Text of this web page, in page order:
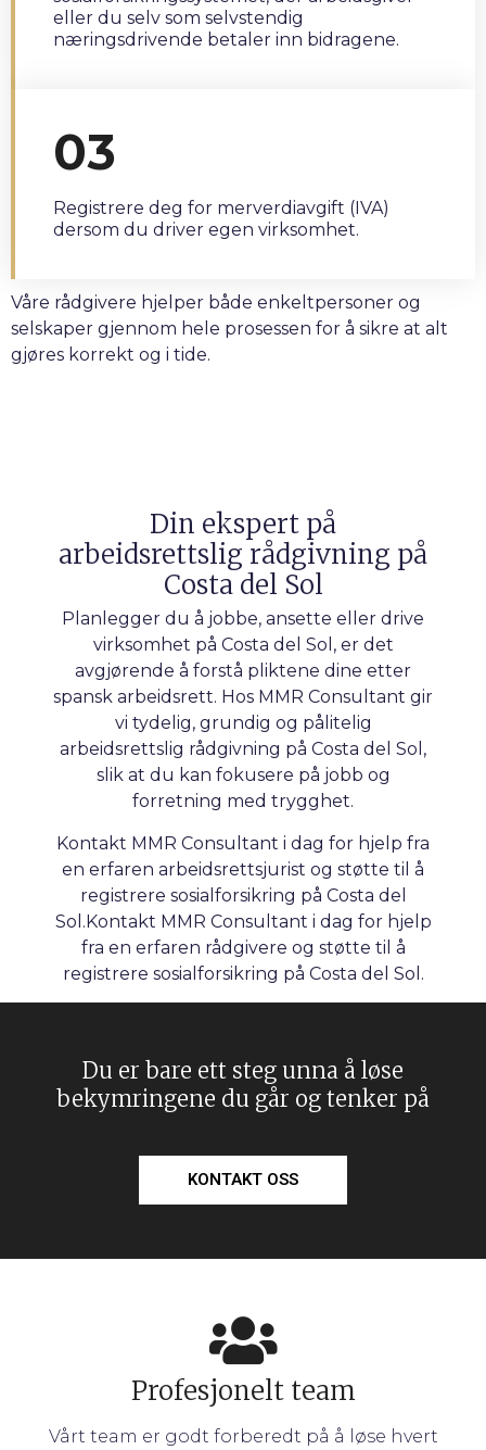
eller du selv som selvstendig
næringsdrivende betaler inn bidragene.
03
Registrere deg for merverdiavgift (IVA)
dersom du driver egen virksomhet.
Våre rådgivere hjelper både enkeltpersoner og
selskaper gjennom hele prosessen for å sikre at alt
gjøres korrekt og i tide.
Din ekspert på
arbeidsrettslig rådgivning på
Costa del Sol
Planlegger du å jobbe, ansette eller drive
virksomhet på Costa del Sol, er det
avgjørende å forstå pliktene dine etter
spansk arbeidsrett. Hos MMR Consultant gir
vi tydelig, grundig og pålitelig
arbeidsrettslig rådgivning på Costa del Sol,
slik at du kan fokusere på jobb og
forretning med trygghet.
Kontakt MMR Consultant i dag for hjelp fra
en erfaren arbeidsrettsjurist og støtte til å
registrere sosialforsikring på Costa del
Sol.Kontakt MMR Consultant i dag for hjelp
fra en erfaren rådgivere og støtte til å
registrere sosialforsikring på Costa del Sol.
Du er bare ett steg unna å løse
bekymringene du går og tenker på
KONTAKT OSS
Profesjonelt team
Vårt team er godt forberedt på å løse hvert